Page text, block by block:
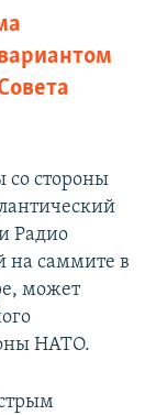
со стороны
Радио
на саммите в
может
НАТО.